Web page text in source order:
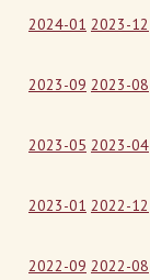
2024-01 2023-12
2023-09 2023-08
2023-05 2023-04
2023-01 2022-12
2022-09 2022-08